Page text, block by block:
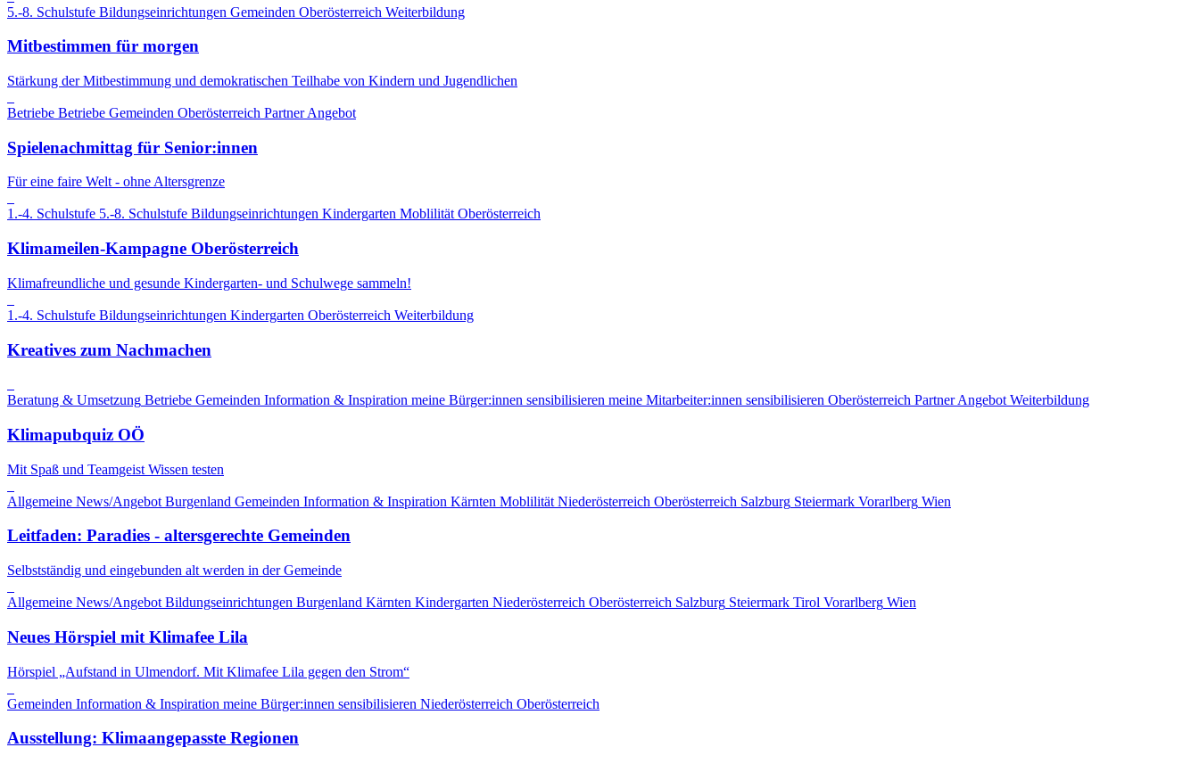
5.-8. Schulstufe Bildungseinrichtungen Gemeinden Oberösterreich Weiterbildung
Mitbestimmen für morgen
Stärkung der Mitbestimmung und demokratischen Teilhabe von Kindern und Jugendlichen
Betriebe Betriebe Gemeinden Oberösterreich Partner Angebot
Spielenachmittag für Senior:innen
Für eine faire Welt - ohne Altersgrenze
1.-4. Schulstufe 5.-8. Schulstufe Bildungseinrichtungen Kindergarten Moblilität Oberösterreich
Klimameilen-Kampagne Oberösterreich
Klimafreundliche und gesunde Kindergarten- und Schulwege sammeln!
1.-4. Schulstufe Bildungseinrichtungen Kindergarten Oberösterreich Weiterbildung
Kreatives zum Nachmachen
Beratung & Umsetzung Betriebe Gemeinden Information & Inspiration meine Bürger:innen sensibilisieren meine Mitarbeiter:innen sensibilisieren Oberösterreich Partner Angebot Weiterbildung
Klimapubquiz OÖ
Mit Spaß und Teamgeist Wissen testen
Allgemeine News/Angebot Burgenland Gemeinden Information & Inspiration Kärnten Moblilität Niederösterreich Oberösterreich Salzburg Steiermark Vorarlberg Wien
Leitfaden: Paradies - altersgerechte Gemeinden
Selbstständig und eingebunden alt werden in der Gemeinde
Allgemeine News/Angebot Bildungseinrichtungen Burgenland Kärnten Kindergarten Niederösterreich Oberösterreich Salzburg Steiermark Tirol Vorarlberg Wien
Neues Hörspiel mit Klimafee Lila
Hörspiel „Aufstand in Ulmendorf. Mit Klimafee Lila gegen den Strom“
Gemeinden Information & Inspiration meine Bürger:innen sensibilisieren Niederösterreich Oberösterreich
Ausstellung: Klimaangepasste Regionen